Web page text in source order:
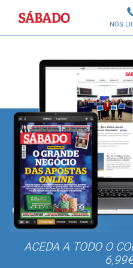
Sábado
NÓS
ACEDA A TODO O